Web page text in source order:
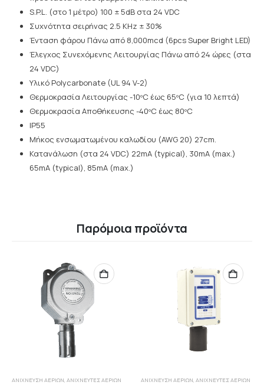
S.P.L. (στο 1 μέτρο) 100 ± 5dB στα 24 VDC
Συχνότητα σειρήνας 2.5 KHz ± 30%
Ένταση φάρου Πάνω από 8,000mcd (6pcs Super Bright LED)
Έλεγχος Συνεχόμενης Λειτουργίας Πάνω από 24 ώρες (στα
24 VDC)
Υλικό Polycarbonate (UL 94 V-2)
Θερμοκρασία Λειτουργίας -10ºC έως 65ºC (για 10 λεπτά)
Θερμοκρασία Αποθήκευσης -40ºC έως 80ºC
IP55
Μήκος ενσωματωμένου καλωδίου (AWG 20) 27cm.
Κατανάλωση (στα 24 VDC) 22mA (typical), 30mA (max.)
65mA (typical), 85mA (max.)
Παρόμοια προϊόντα
ΑΝΊΧΝΕΥΣΗ ΑΕΡΊΩΝ, ΑΝΙΧΝΕΥΤΈΣ ΑΕΡΊΩΝ ΑΝΊΧΝΕΥΣΗ ΑΕΡΊΩΝ, ΑΝΙΧΝΕΥΤΈΣ ΑΕΡΊΩΝ